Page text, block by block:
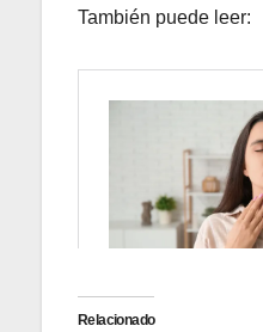
También puede leer:
Relacionado